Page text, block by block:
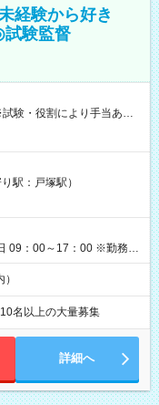
経験から好き
験監督
験・役割により手当あり
払い）オプションあ
間ほどで給与の一部を受け
休憩1時間） 時給1,300円
の役割により時給＋100
（休憩なし） 時給1,300
円＋交通費 【試用期
駅：戸塚駅）
09：00～17：00 ※勤務時
名以上の大量募集
詳細へ